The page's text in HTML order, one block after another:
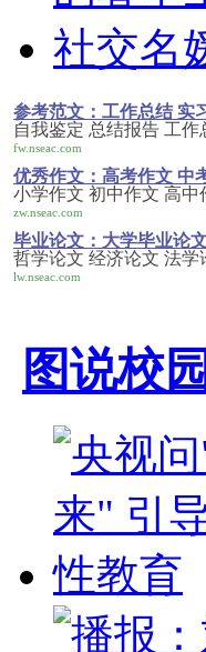
参考范文：工作总结 实
自我鉴定 总结报告 工
fw.nseac.com
优秀作文：高考作文 中
小学作文 初中作文 高
zw.nseac.com
毕业论文：大学毕业论
哲学论文 经济论文 法
lw.nseac.com
图说校园